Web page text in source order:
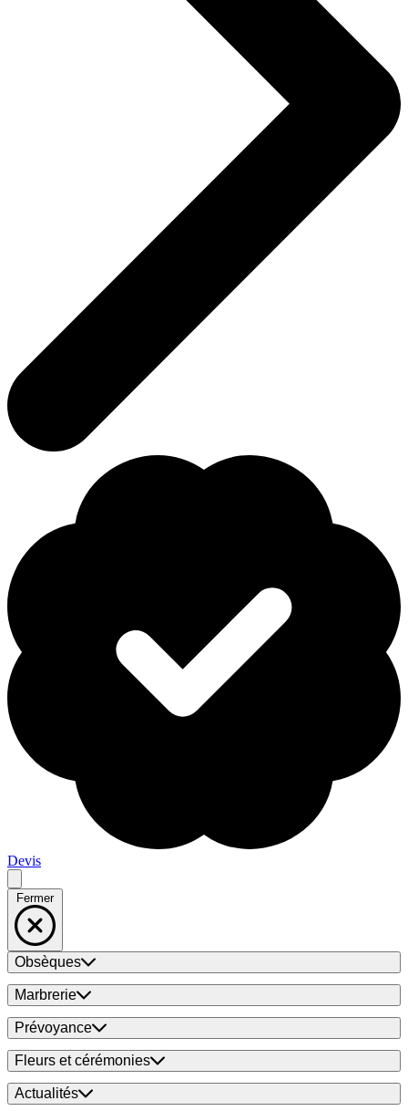
Devis
Fermer
Obsèques
Marbrerie
Prévoyance
Fleurs et cérémonies
Actualités